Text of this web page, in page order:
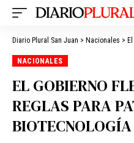
Diario Plural San Juan > Nacionales > El
NACIONALES
EL GOBIERNO
REGLAS PARA